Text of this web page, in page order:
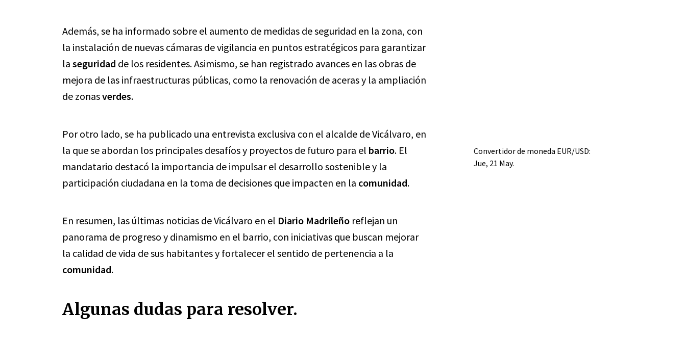
Además, se ha informado sobre el aumento de medidas de seguridad en la zona, con
la instalación de nuevas cámaras de vigilancia en puntos estratégicos para garantizar
la seguridad de los residentes. Asimismo, se han registrado avances en las obras de
mejora de las infraestructuras públicas, como la renovación de aceras y la ampliación
de zonasverdes.
Por otro lado, se ha publicado una entrevista exclusiva con el alcalde de Vicálvaro, en
la que se abordan los principales desafíos y proyectos de futuro para el barrio. El
mandatario destacó la importancia de impulsar el desarrollo sostenible y la
participación ciudadana en la toma de decisiones que impacten en la comunidad.
En resumen, las últimas noticias de Vicálvaro en el Diario Madrileño reflejan un
panorama de progreso y dinamismo en el barrio, con iniciativas que buscan mejorar
la calidad de vida de sus habitantes y fortalecer el sentido de pertenencia a la
comunidad.
Algunas dudas para resolver.
Convertidor de moneda EUR/USD:
Jue, 21 May.